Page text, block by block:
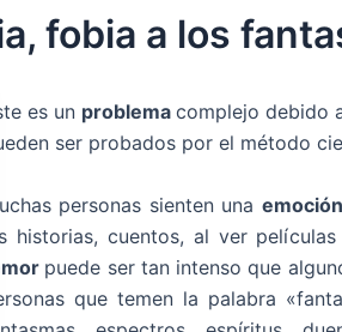
fobia a los
es un problema complejo debido
ser probados por el método
personas sienten una
historias, cuentos, al ver
puede ser tan intenso que
que temen la palabra